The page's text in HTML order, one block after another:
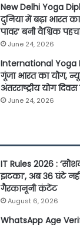
New Delhi Yoga
दुनिया में बढ़ा भारत
पावर’ बनी वैश्विक
June 24, 2026
International Yoga
गूंजा भारत का योग,
अंतरराष्ट्रीय योग
June 24, 2026
IT Rules 2026 :
झटका’, अब 36 घंटे
गैरकानूनी कंटेंट
August 6, 2026
WhatsApp Age